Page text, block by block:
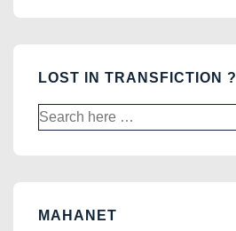
LOST IN TRANSFICTION ?
Search
for:
MAHANET